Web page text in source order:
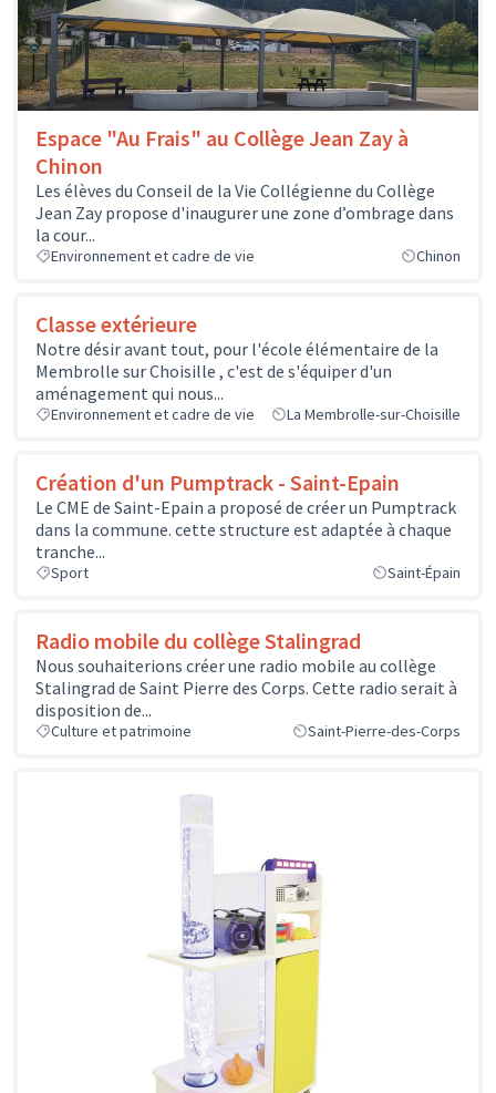
Espace "Au Frais" au Collège Jean Zay à
Chinon
Les élèves du Conseil de la Vie Collégienne du Collège
Jean Zay propose d'inaugurer une zone d’ombrage dans
la cour...
Environnement et cadre de vie Chinon
Classe extérieure
Notre désir avant tout, pour l'école élémentaire de la
Membrolle sur Choisille , c'est de s'équiper d'un
aménagement qui nous...
Environnement et cadre de vie La Membrolle-sur-Choisille
Création d'un Pumptrack - Saint-Epain
Le CME de Saint-Epain a proposé de créer un Pumptrack
dans la commune. cette structure est adaptée à chaque
tranche...
Sport Saint-Épain
Radio mobile du collège Stalingrad
Nous souhaiterions créer une radio mobile au collège
Stalingrad de Saint Pierre des Corps. Cette radio serait à
disposition de...
Culture et patrimoine Saint-Pierre-des-Corps